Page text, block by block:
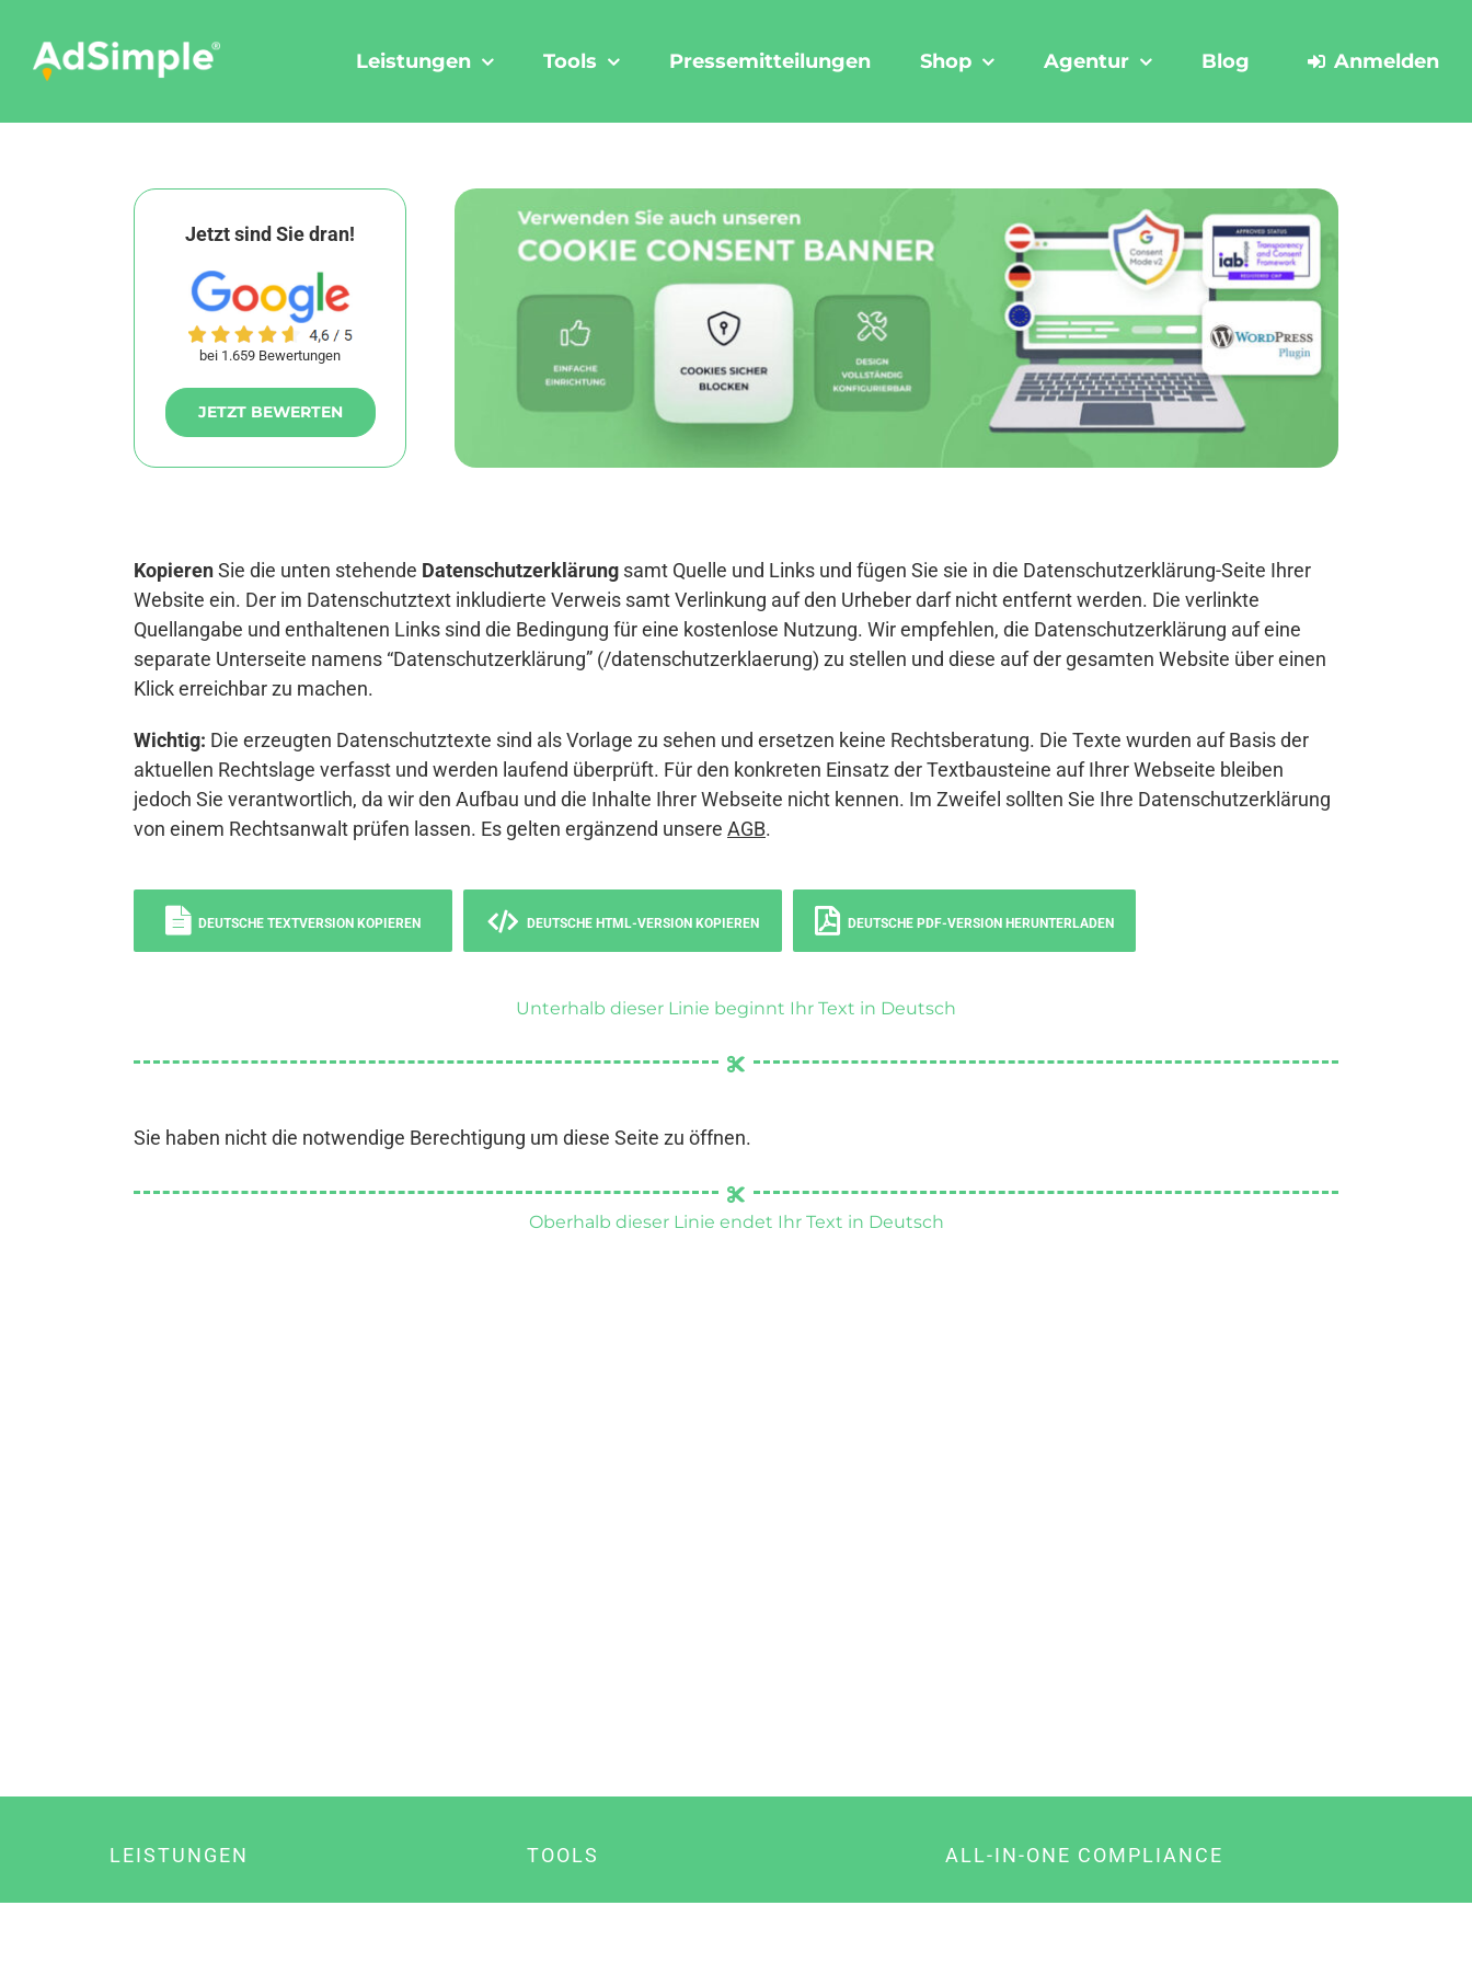
content
Leistungen Tools Pressemitteilungen Shop Agentur Blog Anmelden
Jetzt sind Sie dran!
bei 1.659 Bewertungen
JETZT BEWERTEN
KopierenSie die unten stehende Datenschutzerklärung samt Quelle und Links und fügen Sie sie in die Datenschutzerklärung-Seite Ihrer
Website ein. Der im Datenschutztext inkludierte Verweis samt Verlinkung auf den Urheber darf nicht entfernt werden. Die verlinkte
Quellangabe und enthaltenen Links sind die Bedingung für eine kostenlose Nutzung. Wir empfehlen, die Datenschutzerklärung auf eine
separate Unterseite namens “Datenschutzerklärung” (/datenschutzerklaerung) zu stellen und diese auf der gesamten Website über einen
Klick erreichbar zu machen.
Wichtig: Die erzeugten Datenschutztexte sind als Vorlage zu sehen und ersetzen keine Rechtsberatung. Die Texte wurden auf Basis der
aktuellen Rechtslage verfasst und werden laufend überprüft. Für den konkreten Einsatz der Textbausteine auf Ihrer Webseite bleiben
jedoch Sie verantwortlich, da wir den Aufbau und die Inhalte Ihrer Webseite nicht kennen. Im Zweifel sollten Sie Ihre Datenschutzerklärung
von einem Rechtsanwalt prüfen lassen. Es gelten ergänzend unsere AGB.
DEUTSCHE TEXTVERSION KOPIEREN DEUTSCHE HTML-VERSION KOPIEREN DEUTSCHE PDF-VERSION HERUNTERLADEN
Unterhalb dieser Linie beginnt Ihr Text in Deutsch
Sie haben nicht die notwendige Berechtigung um diese Seite zu öffnen.
Oberhalb dieser Linie endet Ihr Text in Deutsch
LEISTUNGEN TOOLS ALL-IN-ONE COMPLIANCE